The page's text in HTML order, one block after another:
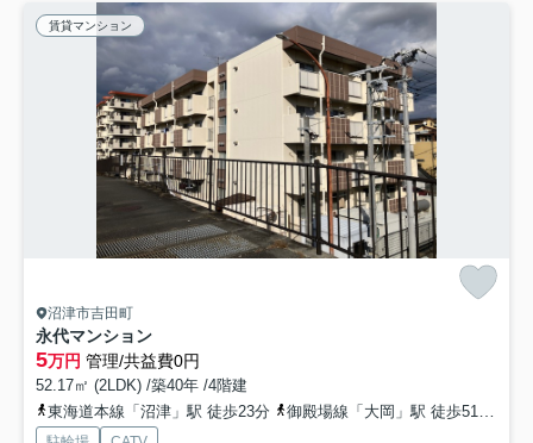
賃貸マンション
沼津市吉田町
永代マンション
5万円 管理/共益費0円
52.17㎡ (2LDK) /築40年 /4階建
東海道本線「沼津」駅 徒歩23分
御殿場線「大岡」駅 徒歩51分